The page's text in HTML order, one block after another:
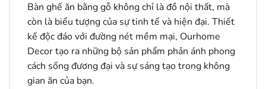
Bàn ghế ăn bằng gỗ không chỉ là đồ nội thất, mà
còn là biểu tượng của sự tinh tế và hiện đại. Thiết
kế độc đáo với đường nét mềm mại, Ourhome
Decor tạo ra những bộ sản phẩm phản ánh phong
cách sống đương đại và sự sáng tạo trong không
gian ăn của bạn.